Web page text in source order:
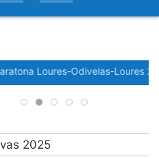
Loures-Odivelas-Loures
2025